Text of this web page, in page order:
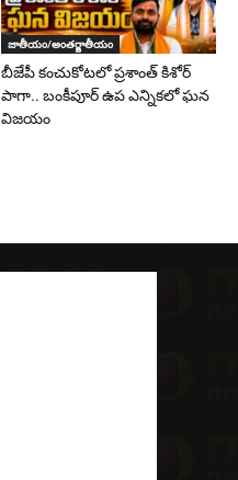
జాతీయం/అంతర్జాతీయం
బీజేపీ కంచుకోటలో ప్రశాంత్ కిశోర్
పాగా.. బంకీపూర్ ఉప ఎన్నికలో ఘన
విజయం